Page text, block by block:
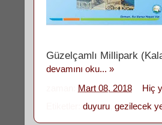
Güzelçamlı Millipark
devamını oku... »
Mart 08, 2018
Hiç
duyuru gezilecek